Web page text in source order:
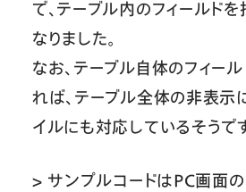
で、テーブル内のフィールド
なりました。
なお、テーブル自体のフィー
れば、テーブル全体の非表示
イルにも対応しているそうで
> サンプルコードはPC画面